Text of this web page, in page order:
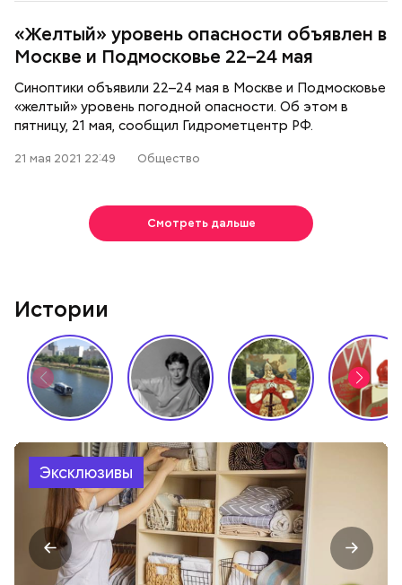
«Желтый» уровень опасности объявлен в
Москве и Подмосковье 22–24 мая
Синоптики объявили 22–24 мая в Москве и Подмосковье
«желтый» уровень погодной опасности. Об этом в
пятницу, 21 мая, сообщил Гидрометцентр РФ.
21 мая 2021 22:49 Общество
Смотреть дальше
Истории
Эксклюзивы